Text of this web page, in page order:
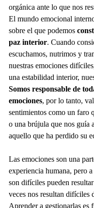
orgánica ante lo que nos
El mundo emocional
sobre el que podemos
paz interior. Cuando
escuchamos, nutrimos y
nuestras emociones
una estabilidad interior,
Somos responsable de
emociones, por lo tanto,
sentimientos como un faro
o una brújula que nos guía
aquello que ha perdido su
Las emociones son una
experiencia humana, pero
son difíciles pueden
veces nos resultan difíciles
Aprender a gestionarlas es